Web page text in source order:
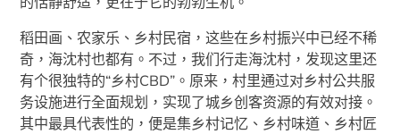
稻田画、农家乐、乡村民宿，这些在乡村振兴中已经不稀
奇，海沈村也都有。不过，我们行走海沈村，发现这里还
有个很独特的“乡村CBD”。原来，村里通过对乡村公共服
务设施进行全面规划，实现了城乡创客资源的有效对接。
其中最具代表性的，便是集乡村记忆、乡村味道、乡村匠